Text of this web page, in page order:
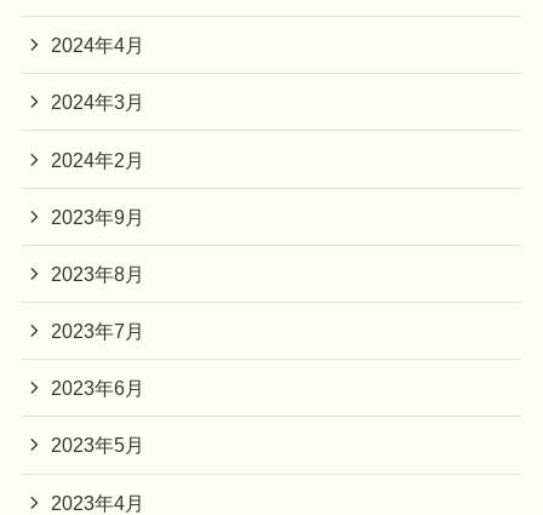
2024年4月
2024年3月
2024年2月
2023年9月
2023年8月
2023年7月
2023年6月
2023年5月
2023年4月